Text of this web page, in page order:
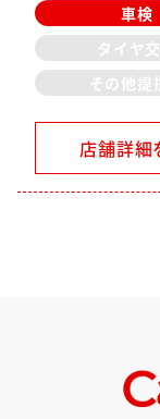
車検
タイヤ
その他提
店舗詳細